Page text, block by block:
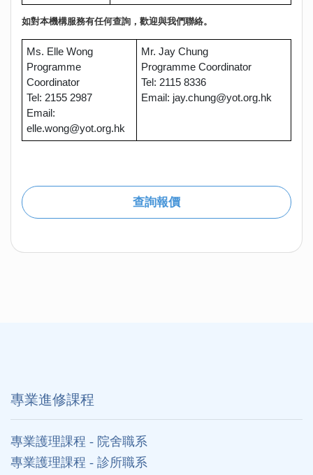
如對本機構服務有任何查詢，歡迎與我們聯絡。
Ms. Elle Wong
Programme
Coordinator
Tel: 2155 2987
Email:
elle.wong@yot.org.hk
Mr. Jay Chung
Programme Coordinator
Tel: 2115 8336
Email: jay.chung@yot.org.hk
查詢報價
專業進修課程
專業護理課程 - 院舍職系
專業護理課程 - 診所職系